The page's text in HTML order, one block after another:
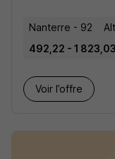
Nanterre - 92
492,22 - 1
Voir l’offre